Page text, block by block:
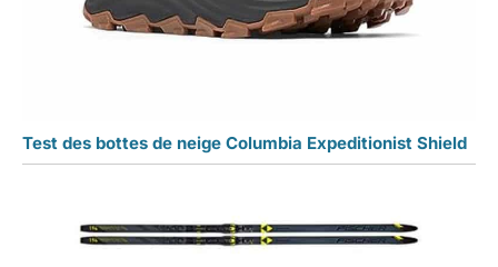
Test des bottes de neige Columbia Expeditionist Shield